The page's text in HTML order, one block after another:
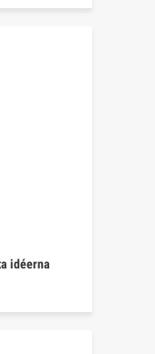
idéerna